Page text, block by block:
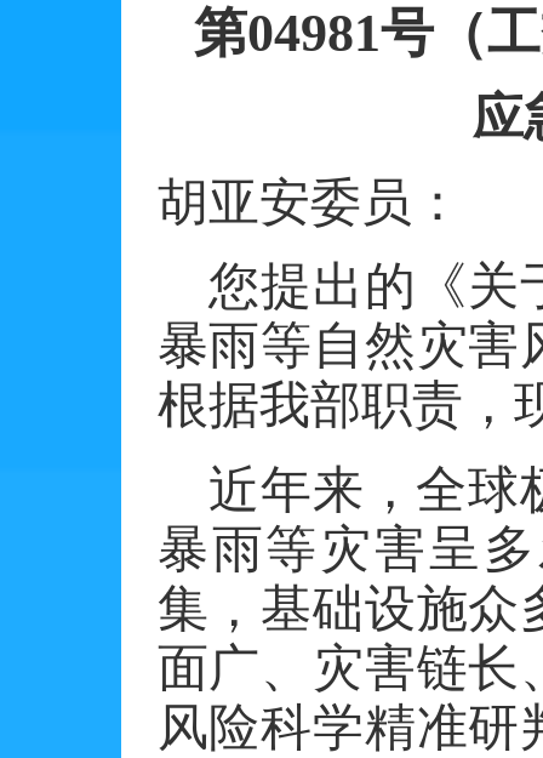
第04981号（
应
胡亚安委员：
您提出的《关
暴雨等自然灾害
根据我部职责，
近年来，全球
暴雨等灾害呈
集，基础设施众
面广、灾害链长
风险科学精准